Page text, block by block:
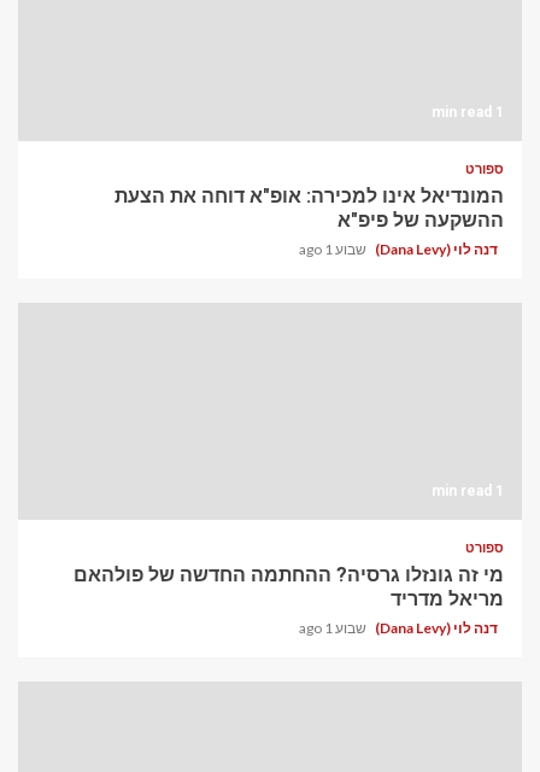
1 min read
ספורט
המונדיאל אינו למכירה: אופ"א דוחה את הצעת
ההשקעה של פיפ"א
דנה לוי (Dana Levy) שבוע 1 ago
1 min read
ספורט
מי זה גונזלו גרסיה? ההחתמה החדשה של פולהאם
מריאל מדריד
דנה לוי (Dana Levy) שבוע 1 ago